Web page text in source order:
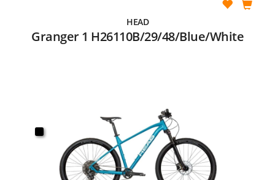
HEAD
Granger 1 H26110B/29/48/Blue/White